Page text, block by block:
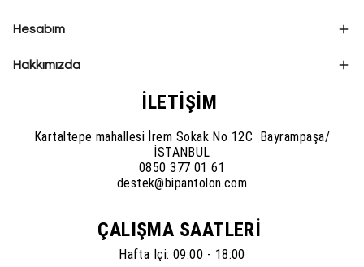
Hesabım
Hakkımızda
İLETİŞİM
Kartaltepe mahallesi İrem Sokak No 12C Bayrampaşa/
İSTANBUL
0850 377 01 61
destek@bipantolon.com
ÇALIŞMA SAATLERİ
Hafta İçi: 09:00 - 18:00